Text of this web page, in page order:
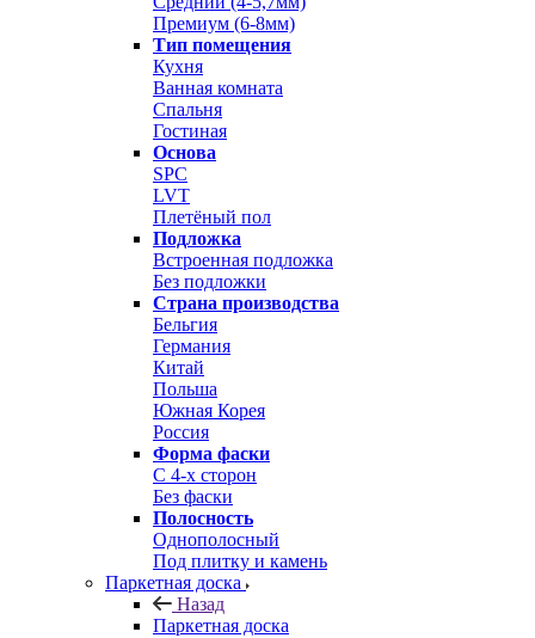
Премиум (6-8мм)
Тип помещения
Кухня
Ванная комната
Спальня
Гостиная
Основа
SPC
LVT
Плетёный пол
Подложка
Встроенная подложка
Без подложки
Страна производства
Бельгия
Германия
Китай
Польша
Южная Корея
Россия
Форма фаски
С 4-х сторон
Без фаски
Полосность
Однополосный
Под плитку и камень
Паркетная доска
Назад
Паркетная доска